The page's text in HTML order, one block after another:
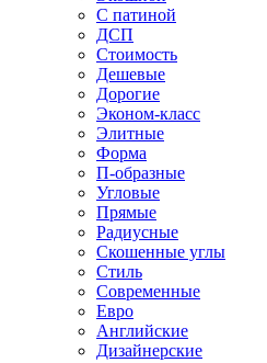
С патиной
ДСП
Стоимость
Дешевые
Дорогие
Эконом-класс
Элитные
Форма
П-образные
Угловые
Прямые
Радиусные
Скошенные углы
Стиль
Современные
Евро
Английские
Дизайнерские